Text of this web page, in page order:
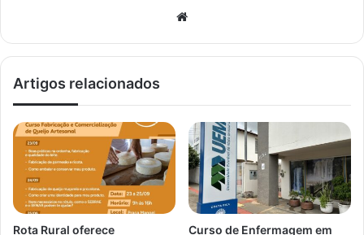
Artigos relacionados
Rota Rural oferece
Curso de Enfermagem em